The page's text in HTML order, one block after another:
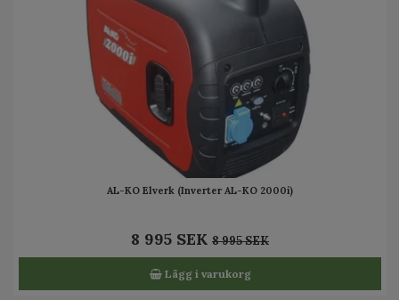
AL-KO Elverk (Inverter AL-KO 2000i)
8 995 SEK 8 995 SEK
Lägg i varukorg